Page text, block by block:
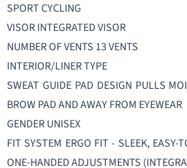
SPORT CYCLING
VISOR INTEGRATED VISOR
NUMBER OF VENTS 13 VENTS
INTERIOR/LINER TYPE
SWEAT GUIDE PAD DESIGN PULLS
BROW PAD AND AWAY FROM EYEWEAR
GENDER UNISEX
FIT SYSTEM ERGO FIT - SLEEK, EASY-
ONE-HANDED ADJUSTMENTS